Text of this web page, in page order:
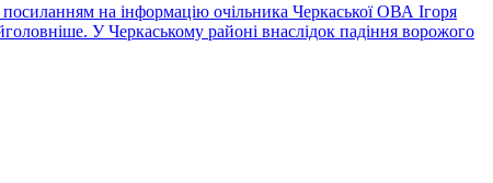
на інформацію очільника Черкаської ОВА Ігоря
У Черкаському районі внаслідок падіння ворожого